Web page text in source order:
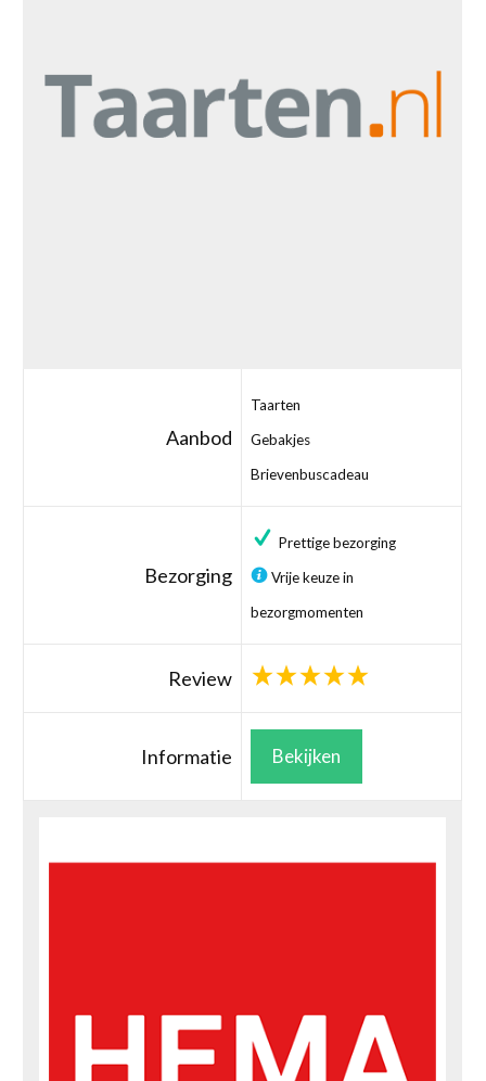
Aanbod
Taarten
Gebakjes
Brievenbuscadeau
Bezorging
Prettige bezorging
Vrije keuze in
bezorgmomenten
Review
Informatie Bekijken